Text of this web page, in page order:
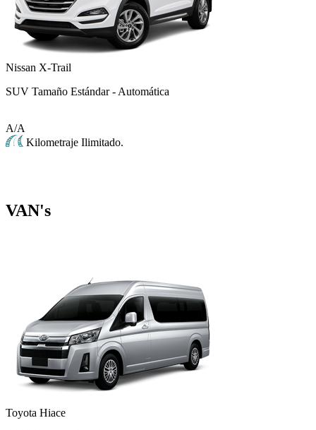
Nissan X-Trail
SUV Tamaño Estándar - Automática
A/A
Kilometraje Ilimitado.
VAN's
Toyota Hiace